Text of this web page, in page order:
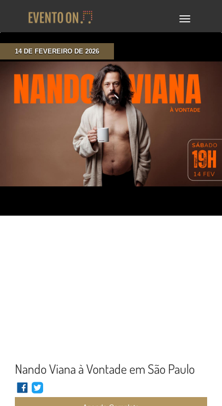
TOGGLE
14 DE FEVEREIRO DE 2026
Nando Viana à Vontade em São Paulo